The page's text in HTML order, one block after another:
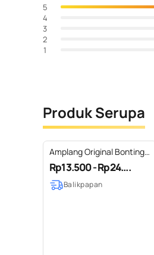
5
4
3
2
1
Produk Serupa
Amplang Original Bontings
50 gr & 100 gr
Rp13.500 - Rp24....
Balikpapan